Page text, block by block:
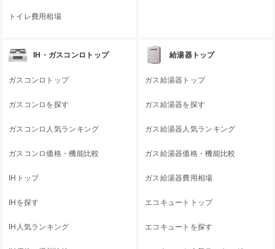
トイレ費用相場
IH・ガスコンロトップ
ガスコンロトップ
ガスコンロを探す
ガスコンロ人気ランキング
ガスコンロ価格・機能比較
IHトップ
IHを探す
IH人気ランキング
給湯器トップ
ガス給湯器トップ
ガス給湯器を探す
ガス給湯器人気ランキング
ガス給湯器価格・機能比較
ガス給湯器費用相場
エコキュートトップ
エコキュートを探す